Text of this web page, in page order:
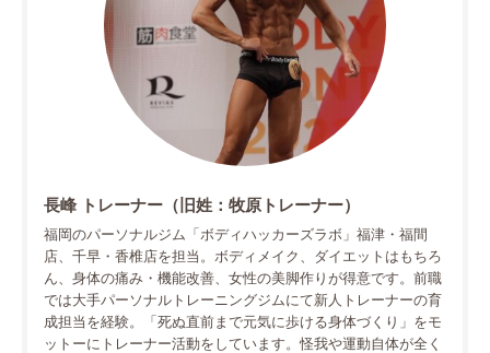
長峰 トレーナー（旧姓：牧原トレーナー）
福岡のパーソナルジム「ボディハッカーズラボ」福津・福間
店、千早・香椎店を担当。ボディメイク、ダイエットはもちろ
ん、身体の痛み・機能改善、女性の美脚作りが得意です。前職
では大手パーソナルトレーニングジムにて新人トレーナーの育
成担当を経験。「死ぬ直前まで元気に歩ける身体づくり」をモ
ットーにトレーナー活動をしています。怪我や運動自体が全く